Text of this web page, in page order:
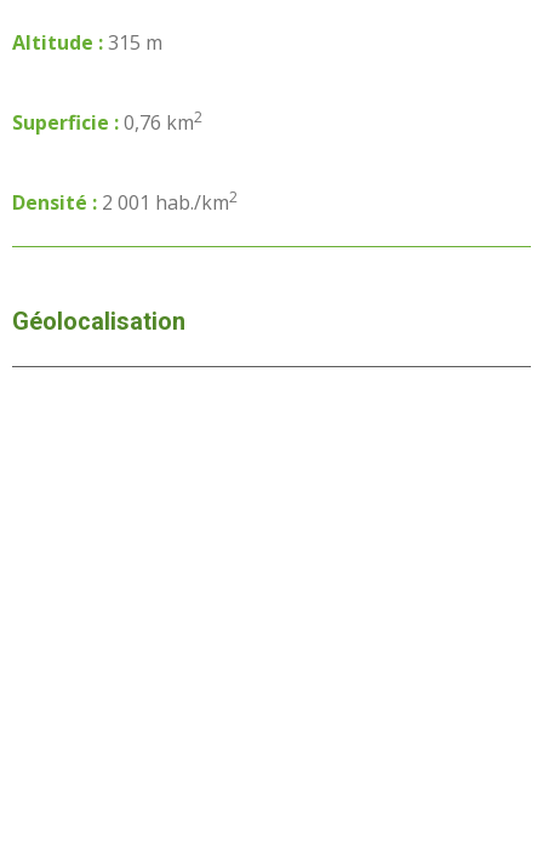
Altitude :315 m
Superficie :0,76 km2
Densité : 2 001 hab./km2
Géolocalisation